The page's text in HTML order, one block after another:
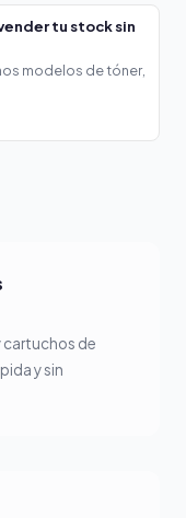
tu stock sin
modelos de tóner,
cartuchos de
y sin